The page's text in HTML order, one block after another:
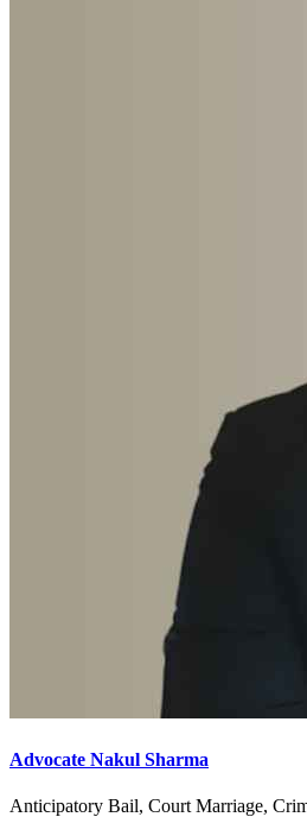
Advocate Nakul Sharma
Anticipatory Bail, Court Marriage,